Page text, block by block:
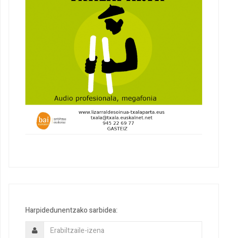
Harpidedunentzako sarbidea: